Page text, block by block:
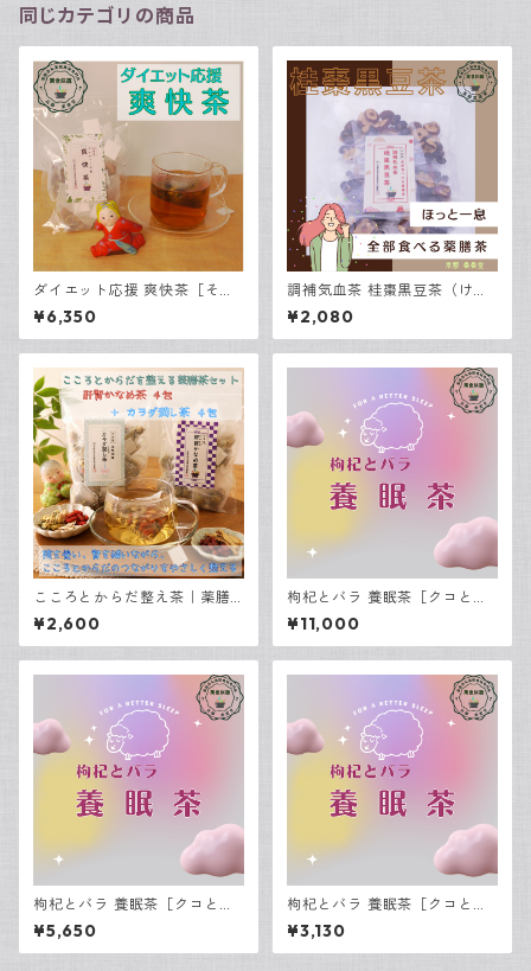
同じカテゴリの商品
ダイエット応援 爽快茶［そう
かいちゃ］ 30包入
¥6,350
調補気血茶 桂棗黒豆茶（けい
そうくろまめちゃ）｜全部食
べる薬膳茶 7包入り
¥2,080
こころとからだ整え茶｜薬膳
茶2種飲み比べセット 8包入り
¥2,600
枸杞とバラ 養眠茶［クコとバ
ラ ようみんちゃ］30包入
¥11,000
枸杞とバラ 養眠茶［クコとバ
ラ ようみんちゃ］15包入
¥5,650
枸杞とバラ 養眠茶［クコとバ
ラ ようみんちゃ］7包入
¥3,130